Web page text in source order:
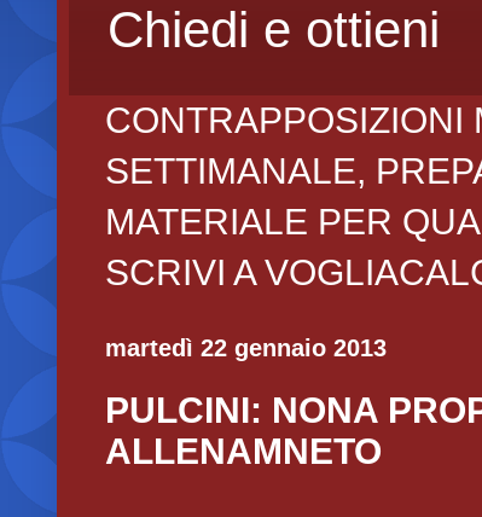
Chiedi e ottieni
CONTRAPPOSIZIONI
SETTIMANALE,
MATERIALE PER
SCRIVI A
martedì 22 gennaio 2013
PULCINI: NONA
ALLENAMNETO